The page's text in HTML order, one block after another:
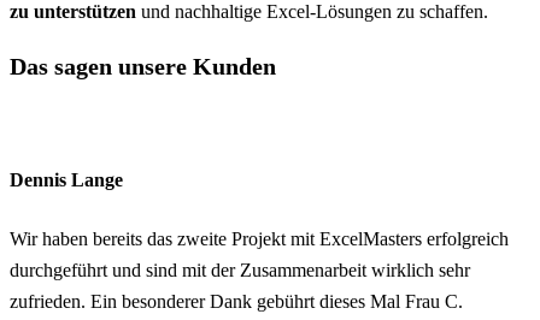
zu unterstützen und nachhaltige Excel-Lösungen zu schaffen.
Das sagen unsere Kunden
Dennis Lange
Wir haben bereits das zweite Projekt mit ExcelMasters erfolgreich
durchgeführt und sind mit der Zusammenarbeit wirklich sehr
zufrieden. Ein besonderer Dank gebührt dieses Mal Frau C.